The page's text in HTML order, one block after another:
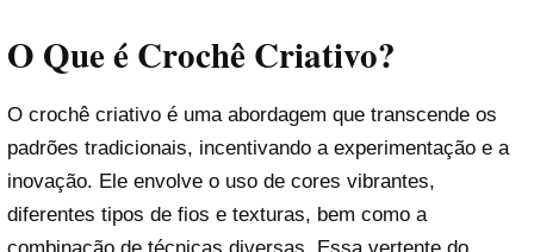
O Que é Crochê Criativo?
O crochê criativo é uma abordagem que transcende os
padrões tradicionais, incentivando a experimentação e a
inovação. Ele envolve o uso de cores vibrantes,
diferentes tipos de fios e texturas, bem como a
combinação de técnicas diversas. Essa vertente do